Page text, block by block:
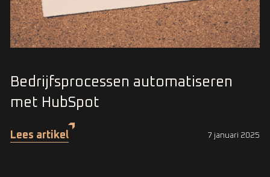
Bedrijfsprocessen automatiseren
met HubSpot
Lees artikel 7 januari 2025